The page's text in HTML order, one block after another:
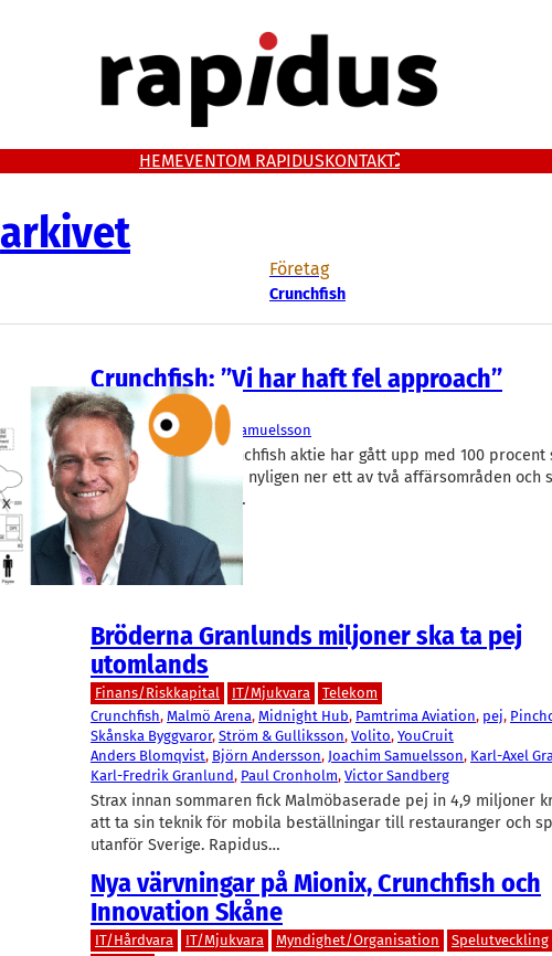
HEMEVENTOM RAPIDUSKONTAKT
arkivet
Företag
Crunchfish
Crunchfish: ”Vi har haft fel approach”
Telekom
Crunchfish
Joachim Samuelsson
Malmöbaserade Crunchfish aktie har gått upp med 100 procent
fredags. Bolaget lade nyligen ner ett av två affärsområden och
positiv patentnyhet.…
Bröderna Granlunds miljoner ska ta pej
utomlands
Finans/Riskkapital IT/Mjukvara Telekom
Crunchfish, Malmö Arena, Midnight Hub, Pamtrima Aviation, pej,
Skånska Byggvaror, Ström & Gulliksson, Volito, YouCruit
Anders Blomqvist, Björn Andersson, Joachim Samuelsson, Karl-Axel
Karl-Fredrik Granlund, Paul Cronholm, Victor Sandberg
Strax innan sommaren fick Malmöbaserade pej in 4,9 miljoner
att ta sin teknik för mobila beställningar till restauranger och
utanför Sverige. Rapidus…
Nya värvningar på Mionix, Crunchfish och
Innovation Skåne
IT/Hårdvara IT/Mjukvara Myndighet/Organisation
Spelutveckling